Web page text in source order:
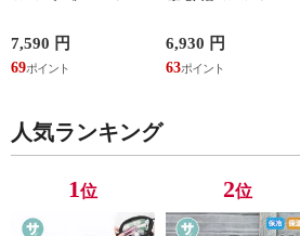
鞄 機内持ち込み 夏
スラッシャー
THRASHER r1929
7,590 円
69
シューズ 黒 トパー
ズ モア 靴 カジュア
ルシューズ 外反母趾
TOPAZ 1410
6,930 円
63
人気ランキング
1位 2位